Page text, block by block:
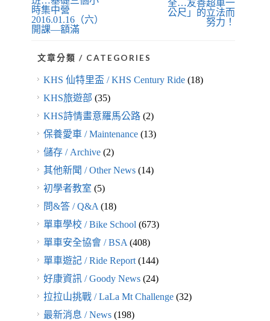
時集中營
2016.01.16（六）
開課—額滿
全…友善超車一
公尺」的立法而
努力！
文章分類 / CATEGORIES
KHS 仙特里盃 / KHS Century Ride(18)
KHS旅遊部 (35)
KHS詩情畫意羅馬公路(2)
保養愛車 / Maintenance(13)
儲存 / Archive(2)
其他新聞 / Other News(14)
初學者教室 (5)
問&答 / Q&A (18)
單車學校 / Bike School (673)
單車安全協會 / BSA (408)
單車遊記 / Ride Report(144)
好康資訊 / Goody News(24)
拉拉山挑戰 / LaLa Mt Challenge(32)
最新消息 / News(198)